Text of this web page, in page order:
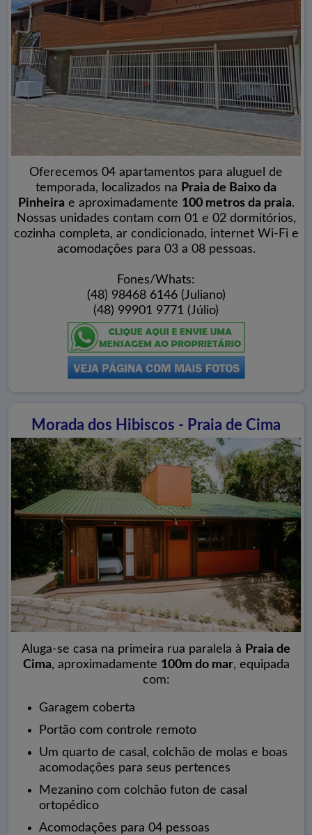
Oferecemos 04 apartamentos para aluguel de
temporada, localizados na Praia de Baixo da
Pinheira e aproximadamente 100 metros da praia.
Nossas unidades contam com 01 e 02 dormitórios,
cozinha completa, ar condicionado, internet Wi-Fi e
acomodações para 03 a 08 pessoas.
Fones/Whats:
(48) 98468 6146 (Juliano)
(48) 99901 9771 (Júlio)
Morada dos Hibiscos - Praia de Cima
Aluga-se casa na primeira rua paralela à Praia de
Cima, aproximadamente 100m do mar, equipada
com:
Garagem coberta
Portão com controle remoto
Um quarto de casal, colchão de molas e boas
acomodações para seus pertences
Mezanino com colchão futon de casal
ortopédico
Acomodações para 04 pessoas